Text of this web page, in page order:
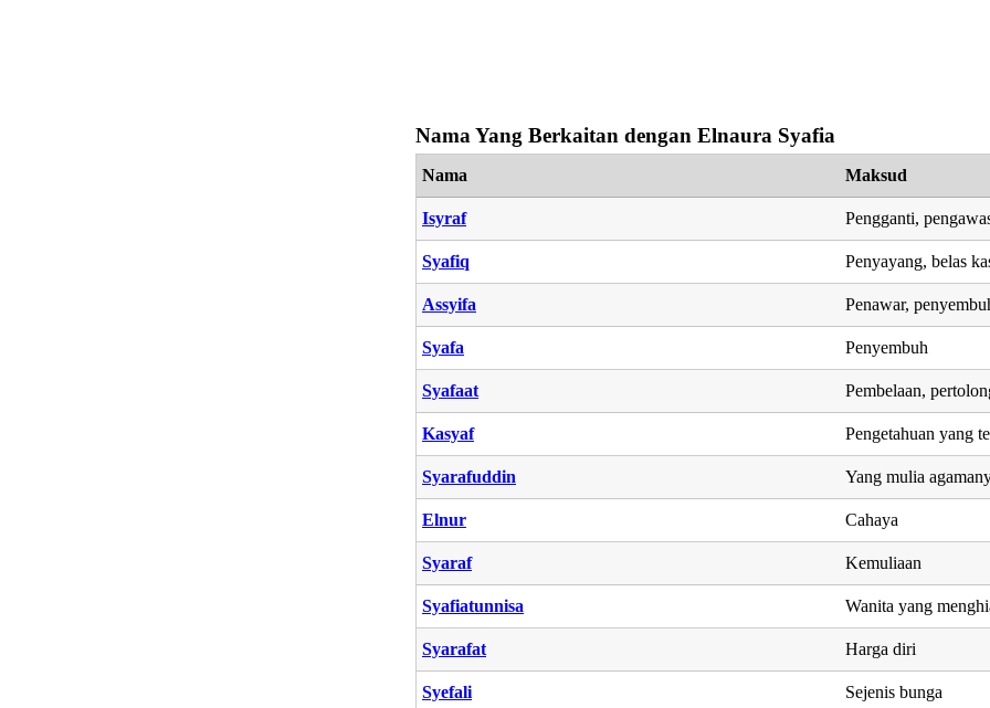
Nama Yang Berkaitan dengan Elnaura Syafia
Nama Maksud
Isyraf Pengganti,
Syafiq Penyayang, belas
Assyifa Penawar,
Syafa Penyembuh
Syafaat Pembelaan,
Kasyaf Pengetahuan yang
Syarafuddin Yang mulia
Elnur Cahaya
Syaraf Kemuliaan
Syafiatunnisa Wanita yang
Syarafat Harga diri
Syefali Sejenis bunga